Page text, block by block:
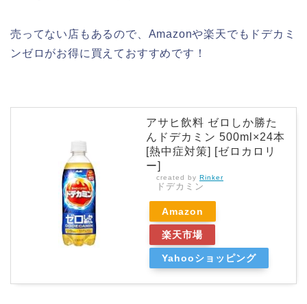
売ってない店もあるので、Amazonや楽天でもドデカミ
ンゼロがお得に買えておすすめです！
アサヒ飲料 ゼロしか勝た
んドデカミン 500ml×24本
[熱中症対策] [ゼロカロリ
ー]
created by Rinker
ドデカミン
Amazon
楽天市場
Yahooショッピング